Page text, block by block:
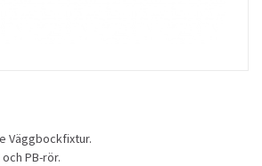
Väggbockfixtur.
och PB-rör.